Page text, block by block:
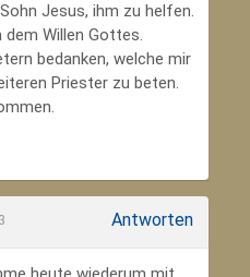
Jesus, ihm zu helfen.
dem Willen Gottes.
bedanken, welche mir
Priester zu beten.
Antworten